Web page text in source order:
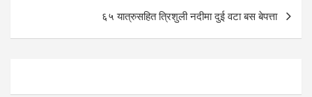
६५ यात्रुसहित त्रिशुली नदीमा दुई वटा बस बेपत्ता